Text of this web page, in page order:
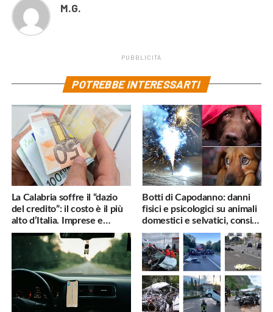
M.G.
PUBBLICITÀ
POTREBBE INTERESSARTI
La Calabria soffre il “dazio
del credito”: il costo è il più
alto d’Italia. Imprese e
famiglie penalizzate
Botti di Capodanno: danni
fisici e psicologici su animali
domestici e selvatici, consigli
utili